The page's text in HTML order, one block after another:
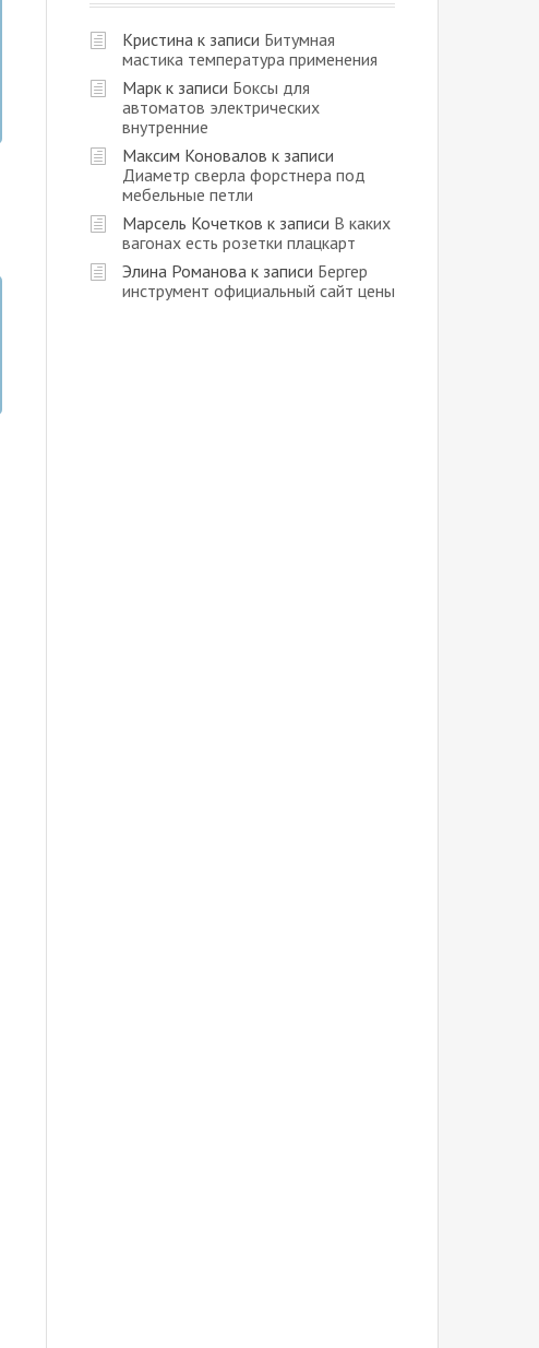
Кристина к записи Битумная
мастика температура применения
Марк к записи Боксы для
автоматов электрических
внутренние
Максим Коновалов к записи
Диаметр сверла форстнера под
мебельные петли
Марсель Кочетков к записи В каких
вагонах есть розетки плацкарт
Элина Романова к записи Бергер
инструмент официальный сайт цены